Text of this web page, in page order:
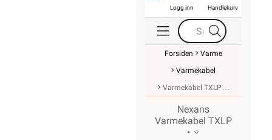
Logg inn Handlekurv
Forsiden
Varme
Varmekabel
Varmekabel TXLP
Nexans
Varmekabel TXLP
•